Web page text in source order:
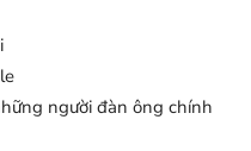
người đàn ông chính